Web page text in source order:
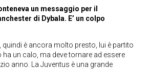
un messaggio per il
di Dybala. E’ un colpo
quindi è ancora molto presto, lui è partito
un calo, ma deve tornare ad essere
anno. La Juventus è una grande